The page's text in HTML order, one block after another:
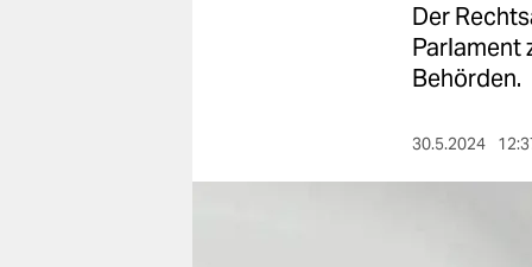
Der
Parlament
Behörden.
30.5.2024